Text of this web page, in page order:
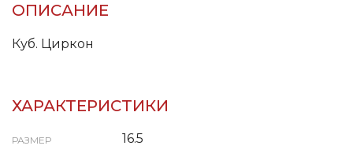
ОПИСАНИЕ
Куб. Циркон
ХАРАКТЕРИСТИКИ
РАЗМЕР 16.5